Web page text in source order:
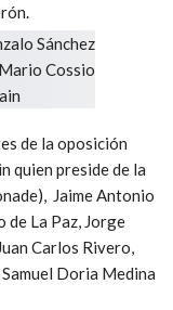
de la oposición
quien preside de la
Jaime Antonio
La Paz, Jorge
Carlos Rivero,
Doria Medina